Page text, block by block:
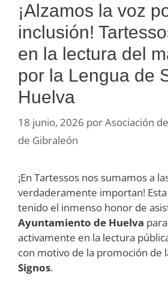
¡Alzamos la voz
inclusión!
en la lectura del
por la Lengua de
Huelva
18 junio, 2026 porAsociación
de Gibraleón
¡En Tartessos nos sumamos a
verdaderamente importan!
tenido el inmenso honor de
Ayuntamiento de Huelva
activamente en la lectura
con motivo de la promoción de
Signos.